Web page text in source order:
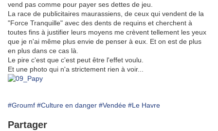
vend pas comme pour payer ses dettes de jeu.
La race de publicitaires maurassiens, de ceux qui vendent de la
"Force Tranquille" avec des dents de requins et cherchent à
toutes fins à justifier leurs moyens me crèvent tellement les yeux
que je n'ai même plus envie de penser à eux. Et on est de plus
en plus dans ce cas là.
Le pire c'est que c'est peut être l'effet voulu.
Et une photo qui n'a strictement rien à voir...
#Groumf #Culture en danger #Vendée #Le Havre
Partager